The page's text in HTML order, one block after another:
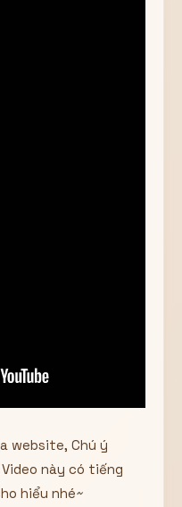
website, Chú ý
này có tiếng
hiểu nhé~